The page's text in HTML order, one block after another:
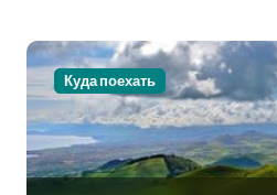
я
м
Куда поехать